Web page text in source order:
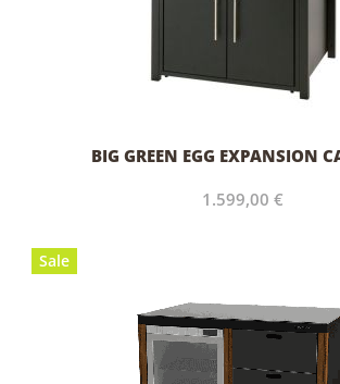
BIG GREEN EGG EXPANSION
1.599,00 €
Sale